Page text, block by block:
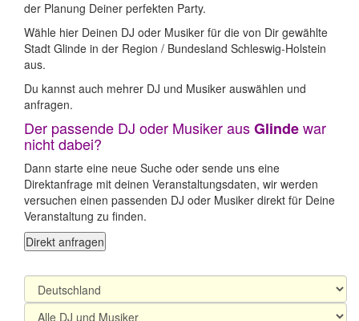
der Planung Deiner perfekten Party.
Wähle hier Deinen DJ oder Musiker für die von Dir gewählte
Stadt Glinde in der Region / Bundesland Schleswig-Holstein
aus.
Du kannst auch mehrer DJ und Musiker auswählen und
anfragen.
Der passende DJ oder Musiker ausGlindewar
nicht dabei?
Dann starte eine neue Suche oder sende uns eine
Direktanfrage mit deinen Veranstaltungsdaten, wir werden
versuchen einen passenden DJ oder Musiker direkt für Deine
Veranstaltung zu finden.
Direkt anfragen